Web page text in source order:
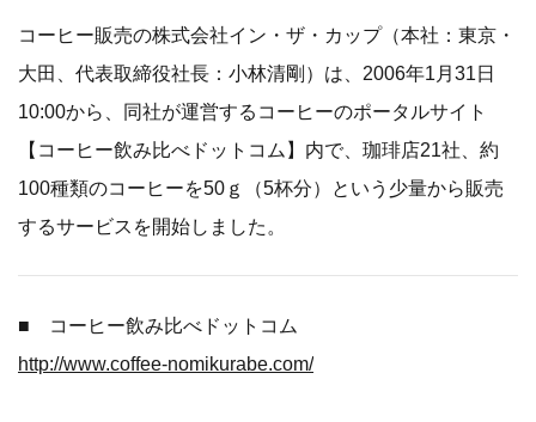
コーヒー販売の株式会社イン・ザ・カップ（本社：東京・
大田、代表取締役社長：小林清剛）は、2006年1月31日
10:00から、同社が運営するコーヒーのポータルサイト
【コーヒー飲み比べドットコム】内で、珈琲店21社、約
100種類のコーヒーを50ｇ（5杯分）という少量から販売
するサービスを開始しました。
■ コーヒー飲み比べドットコム
http://www.coffee-nomikurabe.com/